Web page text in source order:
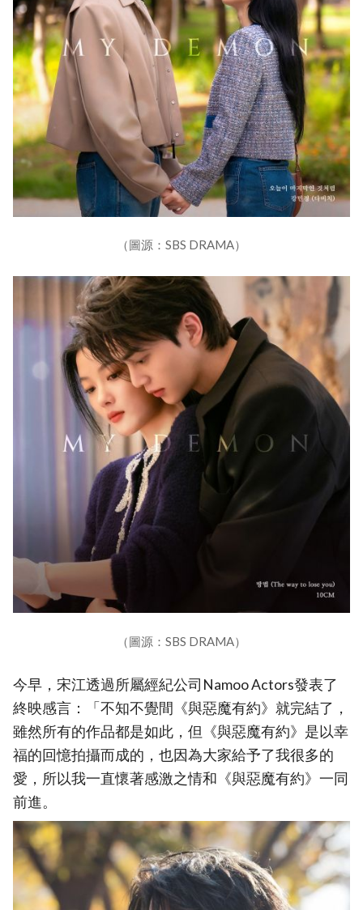
（圖源：SBS DRAMA）
（圖源：SBS DRAMA）
今早，宋江透過所屬經紀公司Namoo Actors發表了
終映感言：「不知不覺間《與惡魔有約》就完結了，
雖然所有的作品都是如此，但《與惡魔有約》是以幸
福的回憶拍攝而成的，也因為大家給予了我很多的
愛，所以我一直懷著感激之情和《與惡魔有約》一同
前進。